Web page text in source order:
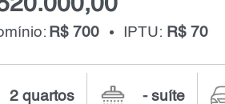
R$ 700 IPTU: R$ 70
2 quartos - suíte